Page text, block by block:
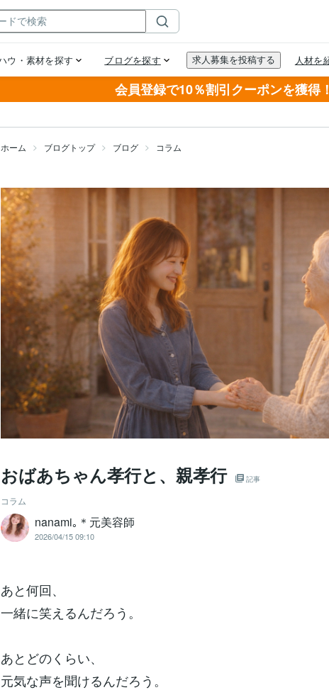
会員登録で10％割引クーポンを獲得！
ホーム ブログトップ ブログ コラム
おばあちゃん孝行と、親孝行 記事
コラム
nanami｡＊元美容師
2026/04/15 09:10
あと何回、
一緒に笑えるんだろう。
あとどのくらい、
元気な声を聞けるんだろう。